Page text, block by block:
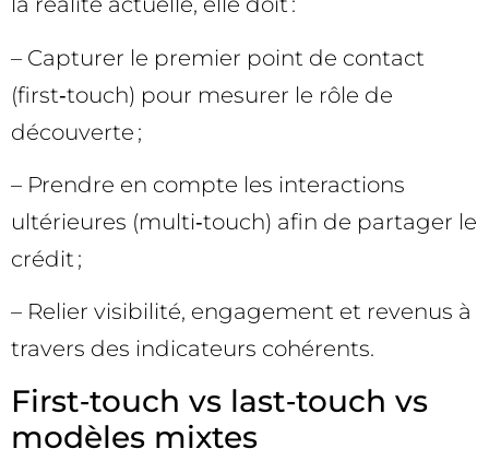
– Capturer le premier point de contact
(first‑touch) pour mesurer le rôle de
découverte ;
– Prendre en compte les interactions
ultérieures (multi‑touch) afin de partager le
crédit ;
– Relier visibilité, engagement et revenus à
travers des indicateurs cohérents.
First‑touch vs last‑touch vs
modèles mixtes